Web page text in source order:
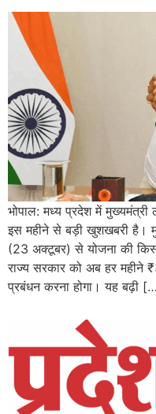
भोपाल: मध्य प्रदेश में मुख्यमंत्री
इस महीने से बड़ी खुशखबरी है।
(23 अक्टूबर) से योजना की
राज्य सरकार को अब हर महीने
प्रबंधन करना होगा। यह बढ़ी